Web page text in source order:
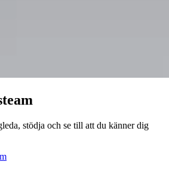
stödja och se till att du känner dig